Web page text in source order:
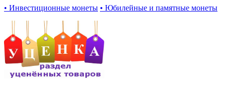
• Инвестиционные монеты • Юбилейные и памятные монеты